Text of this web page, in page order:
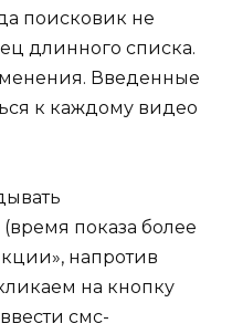
поисковик не
длинного списка.
Введенные
к каждому видео
показа более
напротив
на кнопку
смс-